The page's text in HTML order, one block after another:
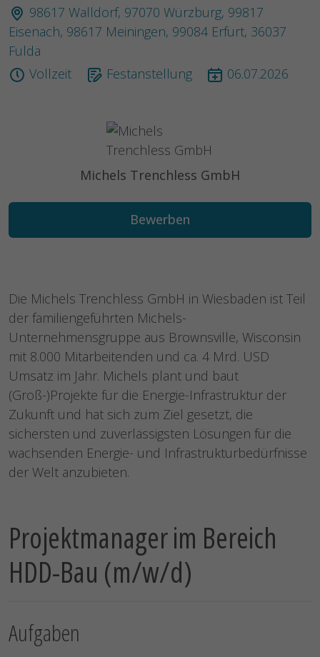
98617 Walldorf, 97070 Würzburg, 99817
Eisenach, 98617 Meiningen, 99084 Erfurt, 36037
Fulda
Vollzeit
Festanstellung 06.07.2026
Michels Trenchless GmbH
Bewerben
Die Michels Trenchless GmbH in Wiesbaden ist Teil
der familiengeführten Michels-
Unternehmensgruppe aus Brownsville, Wisconsin
mit 8.000 Mitarbeitenden und ca. 4 Mrd. USD
Umsatz im Jahr. Michels plant und baut
(Groß-)Projekte für die Energie-Infrastruktur der
Zukunft und hat sich zum Ziel gesetzt, die
sichersten und zuverlässigsten Lösungen für die
wachsenden Energie- und Infrastrukturbedürfnisse
der Welt anzubieten.
Projektmanager im Bereich
HDD-Bau (m/w/d)
Aufgaben